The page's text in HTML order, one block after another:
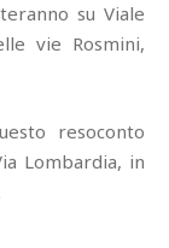
su Viale
vie Rosmini,
resoconto
Lombardia, in